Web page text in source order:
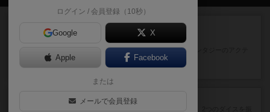
エコーズ・オブ・タイム
カードゲームにファイナルファンタジーのアクテ
ィブタイムバトル（もしくは...
約2時間前by ジェイとと
シャット・ザ・ボックス
ログイン / 会員登録（10秒）
Google X
Apple Facebook
または
メールで会員登録